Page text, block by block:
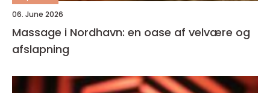
06. June 2026
Massage i Nordhavn: en oase af velvære og
afslapning